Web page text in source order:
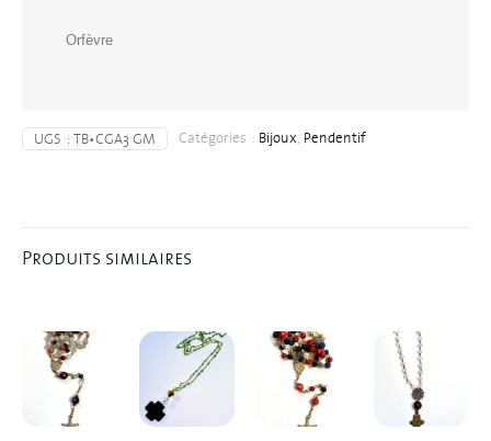
Orfèvre
UGS :TB•CGA3 GM Catégories : Bijoux, Pendentif
Produits similaires